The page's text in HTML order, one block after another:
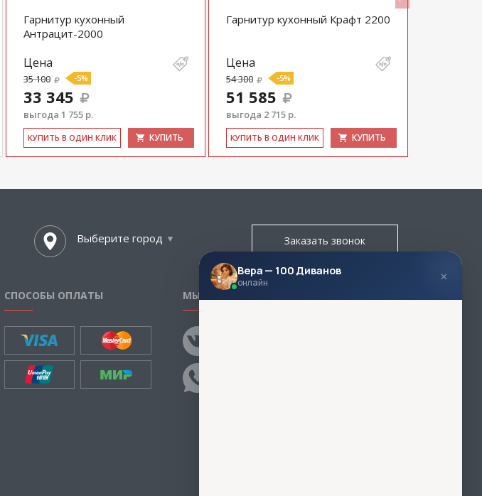
Гарнитур кухонный
Антрацит-2000
Цена
35 100 -5%
33 345
выгода 1 755 р.
КУ­ПИТЬ В ОДИН КЛИК КУПИТЬ
Гарнитур кухонный Крафт 2200
Цена
54 300 -5%
51 585
выгода 2 715 р.
КУ­ПИТЬ В ОДИН КЛИК КУПИТЬ
Выберите город Заказать звонок
СПОСОБЫ ОПЛАТЫ МЫ В СОЦСЕТЯХ
Вера — 100 Диванов
онлайн ×